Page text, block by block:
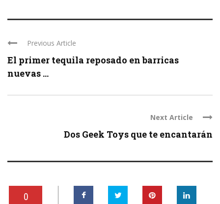
Previous Article
El primer tequila reposado en barricas
nuevas ...
Next Article
Dos Geek Toys que te encantarán
0